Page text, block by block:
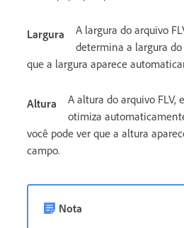
Largura
A largura do arquivo
determina a largura do
que a largura aparece
Altura
A altura do arquivo FLV,
otimiza
você pode ver que a altura
campo.
Nota